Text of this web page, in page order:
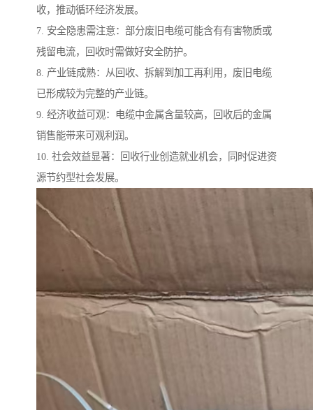
收，推动循环经济发展。
7. 安全隐患需注意：部分废旧电缆可能含有有害物质或
残留电流，回收时需做好安全防护。
8. 产业链成熟：从回收、拆解到加工再利用，废旧电缆
已形成较为完整的产业链。
9. 经济收益可观：电缆中金属含量较高，回收后的金属
销售能带来可观利润。
10. 社会效益显著：回收行业创造就业机会，同时促进资
源节约型社会发展。